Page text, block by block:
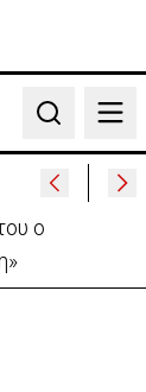
Search
ο